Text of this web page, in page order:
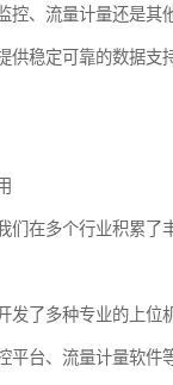
控、流量计量还是其
供稳定可靠的数据支
们在多个行业积累了
发了多种专业的上位
平台、流量计量软件等